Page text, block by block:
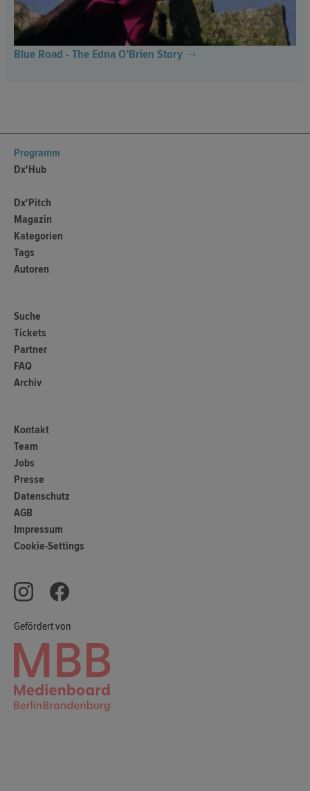
Blue Road - The Edna O’Brien Story
Gefördert von
Programm
Dx'Hub
Dx'Pitch
Magazin
Kategorien
Tags
Autoren
Suche
Tickets
Partner
FAQ
Archiv
Kontakt
Team
Jobs
Presse
Datenschutz
AGB
Impressum
Cookie-Settings